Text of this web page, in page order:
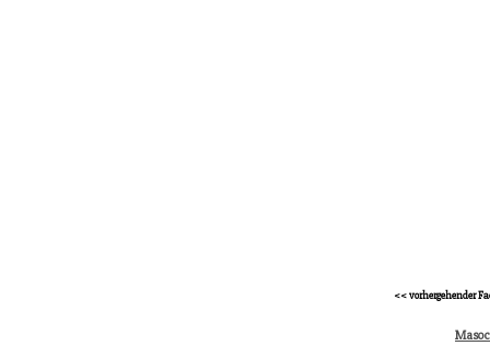
<< vorhergehender